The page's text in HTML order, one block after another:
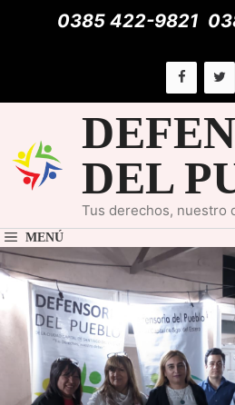
0385 422-9821
DEL
Tus derechos, nuestro
MENÚ